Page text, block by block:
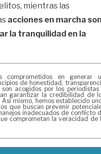
mientras las
acciones en marcha
la tranquilidad en la
comprometidos en generar
de honestidad,
acogidos por los periodistas
garantizar la credibilidad de
mismo, hemos establecido
que buscan prevenir
inadecuados de conflicto
comprometan la veracidad de